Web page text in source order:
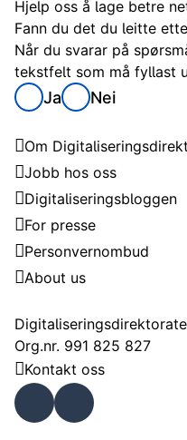
Hjelp oss å lage betre
Fann du det du leitte
Når du svarar på
tekstfelt som må fyllast
Ja Nei
Om
Jobb hos oss
Digitaliseringsbloggen
For presse
Personvernombud
About us
Org.nr. 991 825 827
Kontakt oss
Faceb